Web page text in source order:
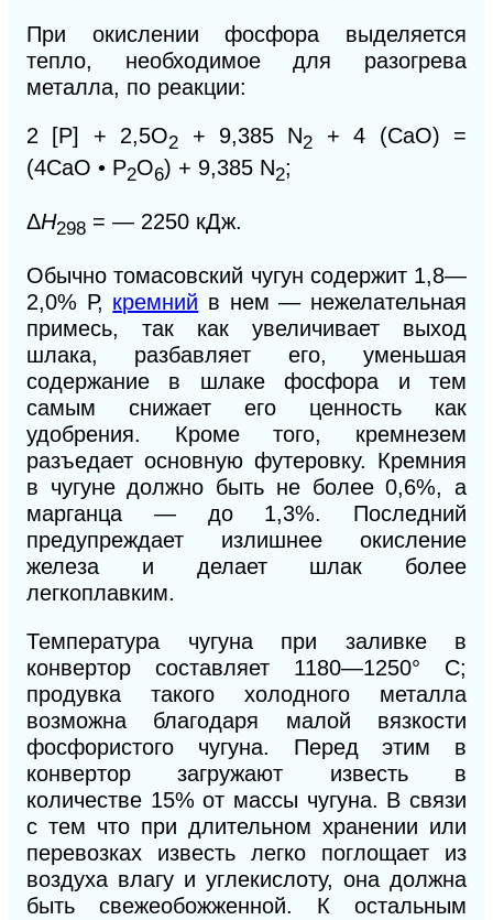
При окислении фосфора выделяется
тепло, необходимое для разогрева
металла, по реакции:
2 [Р] + 2,5О2 + 9,385 N2
+ 4 (СаО) =
(4СаО • Р2О6) + 9,385 N2;
ΔН298 = — 2250 кДж.
Обычно томасовский чугун содержит 1,8—
2,0% Р, кремний в нем — нежелательная
примесь, так как увеличивает выход
шлака, разбавляет его, уменьшая
содержание в шлаке фосфора и тем
самым снижает его ценность как
удобрения. Кроме того, кремнезем
разъедает основную футеровку. Кремния
в чугуне должно быть не более 0,6%, а
марганца — до 1,3%. Последний
предупреждает излишнее окисление
железа и делает шлак более
легкоплавким.
Температура чугуна при заливке в
конвертор составляет 1180—1250° С;
продувка такого холодного металла
возможна благодаря малой вязкости
фосфористого чугуна. Перед этим в
конвертор загружают известь в
количестве 15% от массы чугуна. В связи
с тем что при длительном хранении или
перевозках известь легко поглощает из
воздуха влагу и углекислоту, она должна
быть свежеобожженной. К остальным